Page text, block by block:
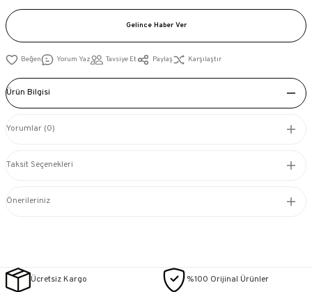
Gelince Haber Ver
Yorum Yaz Tavsiye Et Paylaş Karşılaştır
Ürün Bilgisi
Yorumlar (0)
Taksit Seçenekleri
Önerileriniz
Ücretsiz Kargo %100 Orijinal Ürünler